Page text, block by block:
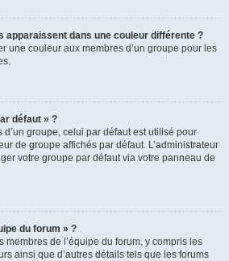
apparaissent dans une couleur différente ?
une couleur aux membres d’un groupe pour les
défaut » ?
groupe, celui par défaut est utilisé pour
de groupe affichés par défaut. L’administrateur
votre groupe par défaut via votre panneau de
du forum » ?
membres de l’équipe du forum, y compris les
ainsi que d’autres détails tels que les forums